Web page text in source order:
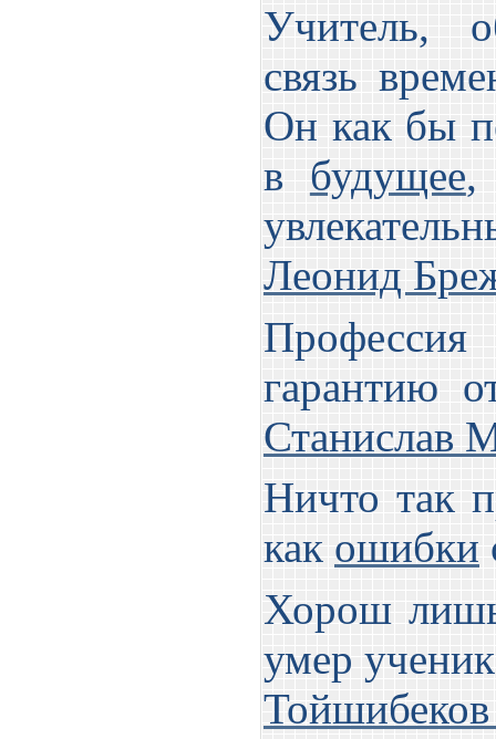
Учитель,
связь
Он как бы
в будущее,
Леонид
гарантию
Станислав
Ничто так
как ошибки
Хорош
умер